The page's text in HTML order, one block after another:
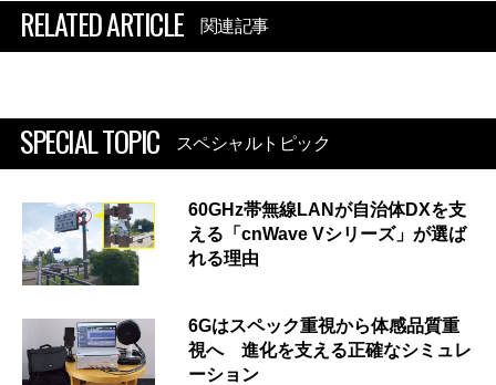
RELATED ARTICLE 関連記事
SPECIAL TOPIC スペシャルトピック
60GHz帯無線LANが自治体DXを支
える「cnWave Vシリーズ」が選ば
れる理由
6Gはスペック重視から体感品質重
視へ 進化を支える正確なシミュレ
ーション